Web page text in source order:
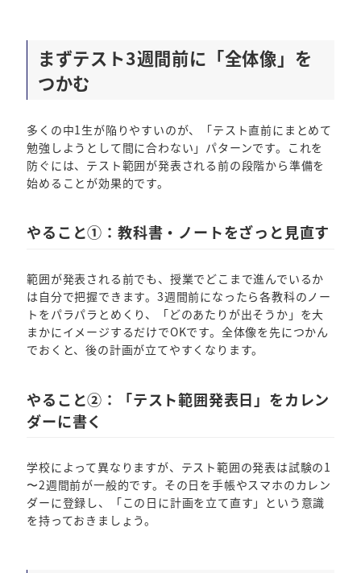
まずテスト3週間前に「全体像」を
つかむ
多くの中1生が陥りやすいのが、「テスト直前にまとめて
勉強しようとして間に合わない」パターンです。これを
防ぐには、テスト範囲が発表される前の段階から準備を
始めることが効果的です。
やること①：教科書・ノートをざっと見直す
範囲が発表される前でも、授業でどこまで進んでいるか
は自分で把握できます。3週間前になったら各教科のノー
トをパラパラとめくり、「どのあたりが出そうか」を大
まかにイメージするだけでOKです。全体像を先につかん
でおくと、後の計画が立てやすくなります。
やること②：「テスト範囲発表日」をカレン
ダーに書く
学校によって異なりますが、テスト範囲の発表は試験の1
〜2週間前が一般的です。その日を手帳やスマホのカレン
ダーに登録し、「この日に計画を立て直す」という意識
を持っておきましょう。